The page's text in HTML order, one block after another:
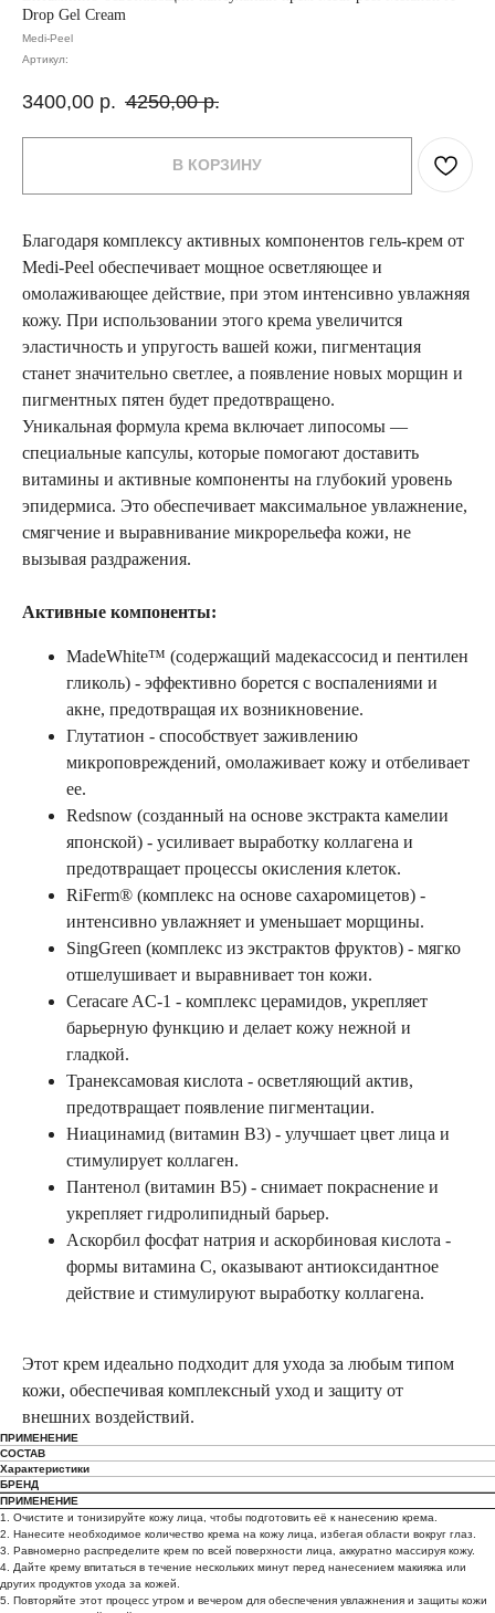
Drop Gel Cream
Medi-Peel
Артикул:
3400,00 р. 4250,00 р.
В КОРЗИНУ
Благодаря комплексу активных компонентов гель-крем от
Medi-Peel обеспечивает мощное осветляющее и
омолаживающее действие, при этом интенсивно увлажняя
кожу. При использовании этого крема увеличится
эластичность и упругость вашей кожи, пигментация
станет значительно светлее, а появление новых морщин и
пигментных пятен будет предотвращено.
Уникальная формула крема включает липосомы —
специальные капсулы, которые помогают доставить
витамины и активные компоненты на глубокий уровень
эпидермиса. Это обеспечивает максимальное увлажнение,
смягчение и выравнивание микрорельефа кожи, не
вызывая раздражения.
Активные компоненты:
MadeWhite™ (содержащий мадекассосид и пентилен
гликоль) - эффективно борется с воспалениями и
акне, предотвращая их возникновение.
Глутатион - способствует заживлению
микроповреждений, омолаживает кожу и отбеливает
ее.
Redsnow (созданный на основе экстракта камелии
японской) - усиливает выработку коллагена и
предотвращает процессы окисления клеток.
RiFerm® (комплекс на основе сахаромицетов) -
интенсивно увлажняет и уменьшает морщины.
SingGreen (комплекс из экстрактов фруктов) - мягко
отшелушивает и выравнивает тон кожи.
Ceracare AC-1 - комплекс церамидов, укрепляет
барьерную функцию и делает кожу нежной и
гладкой.
Транексамовая кислота - осветляющий актив,
предотвращает появление пигментации.
Ниацинамид (витамин B3) - улучшает цвет лица и
стимулирует коллаген.
Пантенол (витамин B5) - снимает покраснение и
укрепляет гидролипидный барьер.
Аскорбил фосфат натрия и аскорбиновая кислота -
формы витамина C, оказывают антиоксидантное
действие и стимулируют выработку коллагена.
Этот крем идеально подходит для ухода за любым типом
кожи, обеспечивая комплексный уход и защиту от
внешних воздействий.
ПРИМЕНЕНИЕ
СОСТАВ
Характеристики
БРЕНД
ПРИМЕНЕНИЕ
1. Очистите и тонизируйте кожу лица, чтобы подготовить её к нанесению крема.
2. Нанесите необходимое количество крема на кожу лица, избегая области вокруг глаз.
3. Равномерно распределите крем по всей поверхности лица, аккуратно массируя кожу.
4. Дайте крему впитаться в течение нескольких минут перед нанесением макияжа или
других продуктов ухода за кожей.
5. Повторяйте этот процесс утром и вечером для обеспечения увлажнения и защиты кожи